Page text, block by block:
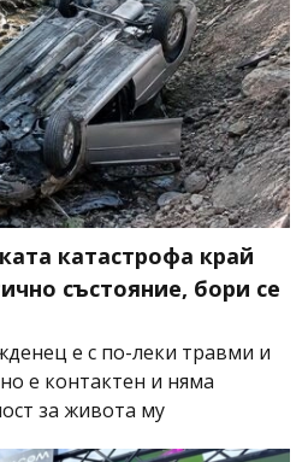
катастрофа край
състояние, бори се
е с по-леки травми и
е контактен и няма
за живота му